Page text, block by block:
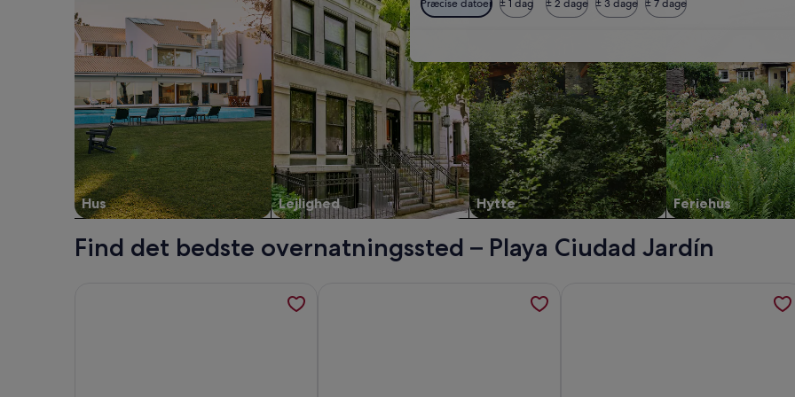
Præcise datoer ± 1 dag ± 2 dage ± 3 dage ± 7 dage
Hus Lejlighed Hytte Feriehus
Find det bedste overnatningssted – Playa Ciudad Jardín